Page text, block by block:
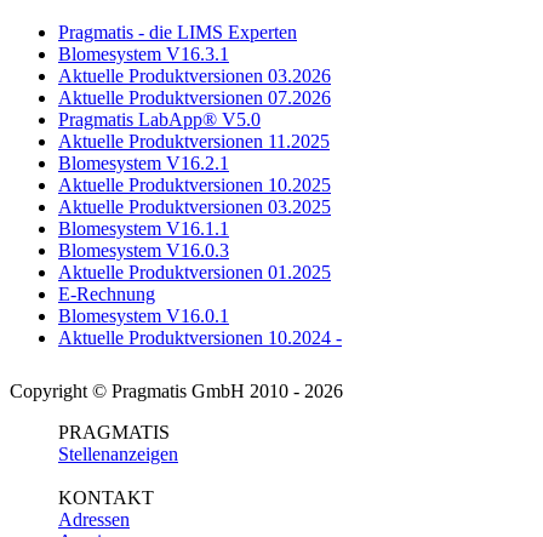
Pragmatis - die LIMS Experten
Blomesystem V16.3.1
Aktuelle Produktversionen 03.2026
Aktuelle Produktversionen 07.2026
Pragmatis LabApp® V5.0
Aktuelle Produktversionen 11.2025
Blomesystem V16.2.1
Aktuelle Produktversionen 10.2025
Aktuelle Produktversionen 03.2025
Blomesystem V16.1.1
Blomesystem V16.0.3
Aktuelle Produktversionen 01.2025
E-Rechnung
Blomesystem V16.0.1
Aktuelle Produktversionen 10.2024 -
Copyright © Pragmatis GmbH 2010 - 2026
PRAGMATIS
Stellenanzeigen
KONTAKT
Adressen